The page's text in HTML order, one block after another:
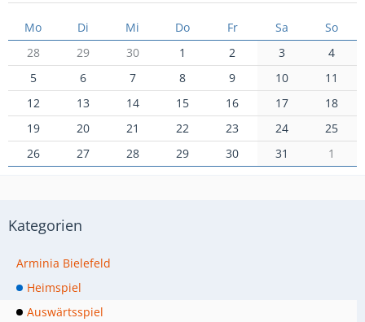
Mo Di Mi Do Fr Sa
So
28
29 30 1 2 3
4
5
6 7 8 9 10
11
12
13 14 15 16 17
18
19
20 21 22 23 24
25
26
27 28 29 30 31 1
Kategorien
Arminia Bielefeld
Heimspiel
Auswärtsspiel